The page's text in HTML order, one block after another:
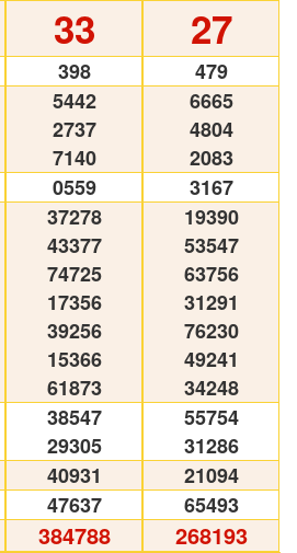
33
398
5442
2737
7140
0559
37278
43377
74725
17356
39256
15366
61873
38547
29305
40931
47637
384788
27
479
6665
4804
2083
3167
19390
53547
63756
31291
76230
49241
34248
55754
31286
21094
65493
268193